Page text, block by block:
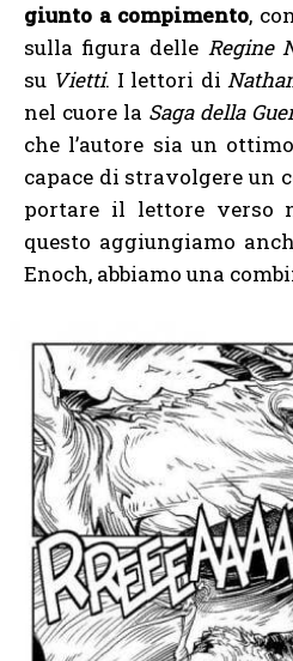
giunto a compimento,
sulla figura delle Regine
su Vietti. I lettori di
nel cuore la Saga della
che l’autore sia un ottimo
capace di stravolgere un
portare il lettore verso
questo aggiungiamo
Enoch, abbiamo una